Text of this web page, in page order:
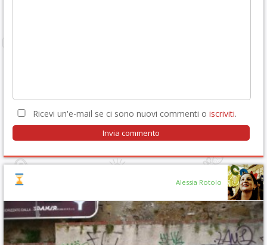
Ricevi un'e-mail se ci sono nuovi commenti o iscriviti.
Alessia Rotolo